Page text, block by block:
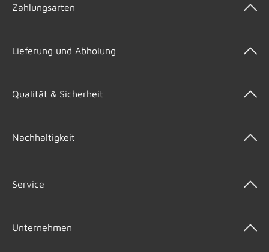
Zahlungsarten
Lieferung und Abholung
Qualität & Sicherheit
Nachhaltigkeit
Service
Unternehmen